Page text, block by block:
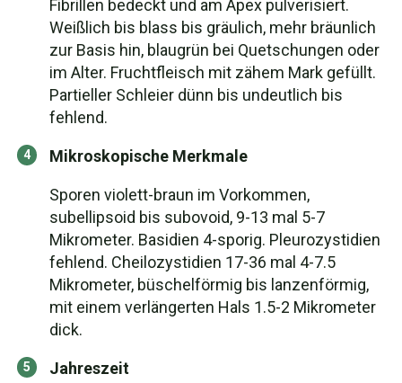
Fibrillen bedeckt und am Apex pulverisiert.
Weißlich bis blass bis gräulich, mehr bräunlich
zur Basis hin, blaugrün bei Quetschungen oder
im Alter. Fruchtfleisch mit zähem Mark gefüllt.
Partieller Schleier dünn bis undeutlich bis
fehlend.
Mikroskopische Merkmale
Sporen violett-braun im Vorkommen,
subellipsoid bis subovoid, 9-13 mal 5-7
Mikrometer. Basidien 4-sporig. Pleurozystidien
fehlend. Cheilozystidien 17-36 mal 4-7.5
Mikrometer, büschelförmig bis lanzenförmig,
mit einem verlängerten Hals 1.5-2 Mikrometer
dick.
Jahreszeit